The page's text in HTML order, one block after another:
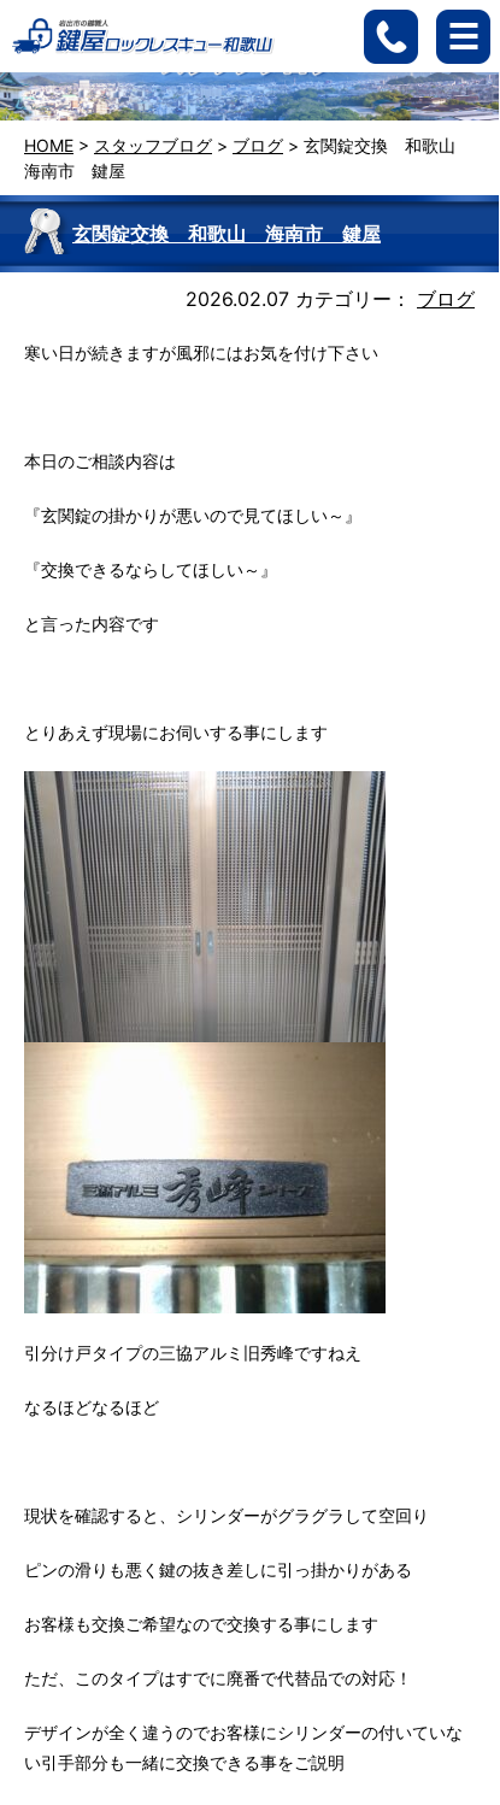
HOME > スタッフブログ > ブログ > 玄関錠交換 和歌山
海南市 鍵屋
玄関錠交換 和歌山 海南市 鍵屋
2026.02.07 カテゴリー： ブログ
寒い日が続きますが風邪にはお気を付け下さい
本日のご相談内容は
『玄関錠の掛かりが悪いので見てほしい～』
『交換できるならしてほしい～』
と言った内容です
とりあえず現場にお伺いする事にします
引分け戸タイプの三協アルミ旧秀峰ですねえ
なるほどなるほど
現状を確認すると、シリンダーがグラグラして空回り
ピンの滑りも悪く鍵の抜き差しに引っ掛かりがある
お客様も交換ご希望なので交換する事にします
ただ、このタイプはすでに廃番で代替品での対応！
デザインが全く違うのでお客様にシリンダーの付いていな
い引手部分も一緒に交換できる事をご説明